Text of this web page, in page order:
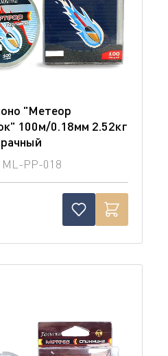
"Метеор
100м/0.18мм 2.52кг
ML-PP-018